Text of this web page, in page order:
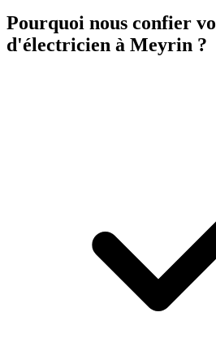
Pourquoi nous confier
d'électricien à Meyrin ?